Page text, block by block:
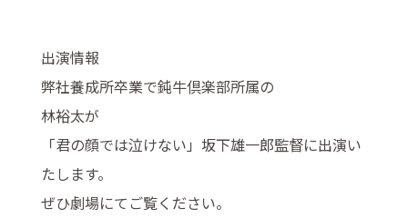
出演情報
弊社養成所卒業で鈍牛倶楽部所属の
林裕太が
「君の顔では泣けない」坂下雄一郎監督に出演い
たします。
ぜひ劇場にてご覧ください。